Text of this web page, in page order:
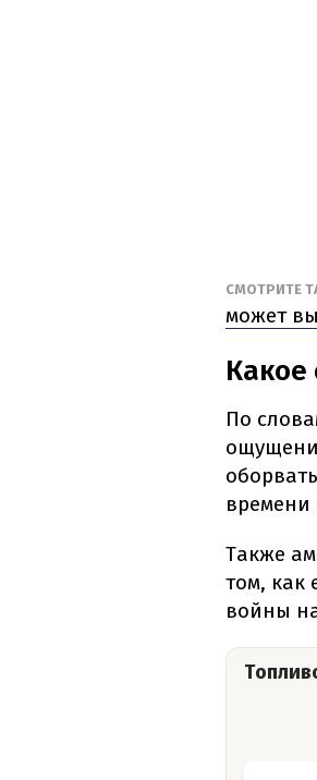
СМОТРИТЕ
может
По
времени
Также
том, как
войны